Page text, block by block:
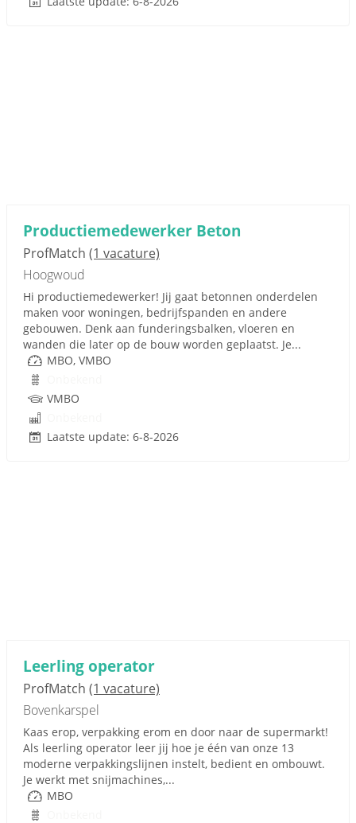
Productiemedewerker Beton
ProfMatch (1 vacature)
Hoogwoud
Hi productiemedewerker! Jij gaat betonnen onderdelen
maken voor woningen, bedrijfspanden en andere
gebouwen. Denk aan funderingsbalken, vloeren en
wanden die later op de bouw worden geplaatst. Je...
MBO, VMBO
VMBO
Laatste update: 6-8-2026
Leerling operator
ProfMatch (1 vacature)
Bovenkarspel
Kaas erop, verpakking erom en door naar de supermarkt!
Als leerling operator leer jij hoe je één van onze 13
moderne verpakkingslijnen instelt, bedient en ombouwt.
Je werkt met snijmachines,...
MBO